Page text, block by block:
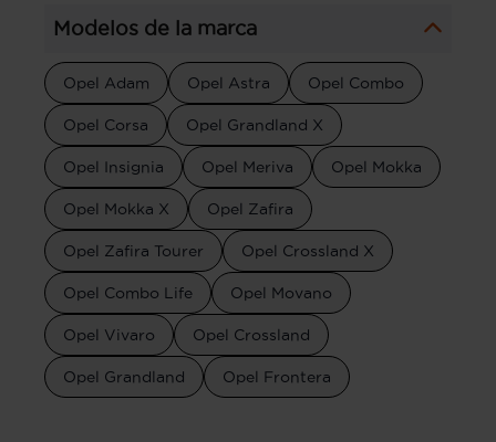
Modelos de la marca
Opel Adam Opel Astra Opel Combo
Opel Corsa Opel Grandland X
Opel Insignia Opel Meriva Opel Mokka
Opel Mokka X Opel Zafira
Opel Zafira Tourer Opel Crossland X
Opel Combo Life Opel Movano
Opel Vivaro Opel Crossland
Opel Grandland Opel Frontera